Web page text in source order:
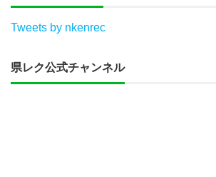
Tweets by nkenrec
県レク公式チャンネル